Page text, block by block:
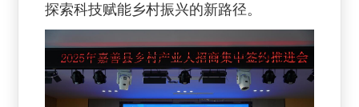
探索科技赋能乡村振兴的新路径。